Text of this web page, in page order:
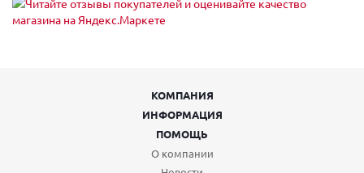
КОМПАНИЯ
ИНФОРМАЦИЯ
ПОМОЩЬ
О компании